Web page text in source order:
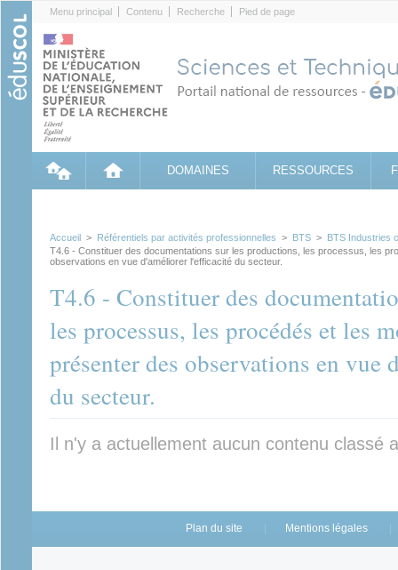
Menu principal Contenu Recherche Pied de page
DOMAINES RESSOURCES
Accueil > Référentiels par activités professionnelles > BTS > BTS Industries
T4.6 - Constituer des documentations sur les productions, les processus, les
observations en vue d'améliorer l'efficacité du secteur.
T4.6 - Constituer des
les processus, les procédés et les
présenter des observations en vue
du secteur.
Il n'y a actuellement aucun contenu classé
Plan du site Mentions légales